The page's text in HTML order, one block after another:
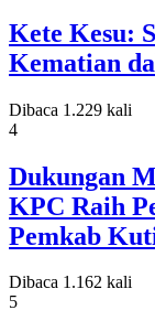
Kete Kesu:
Kematian
Dibaca 1.229 kali
4
Dukungan
KPC Raih
Pemkab
Dibaca 1.162 kali
5